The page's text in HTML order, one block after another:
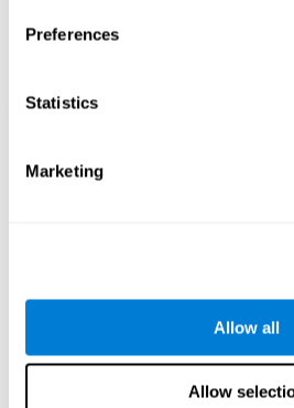
Preferences
Statistics
Marketing
Allow all
Allow
مهاراتي المعرفية؟
معرفية، لا يعطي الدماغ وسائل لهذا نمط
إن لم ندرّب هذه الوظيفة المعرفة،